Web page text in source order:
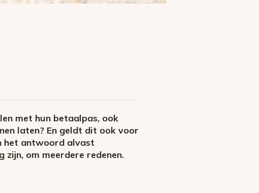
met hun betaalpas, ook
laten? En geldt dit ook voor
het antwoord alvast
zijn, om meerdere redenen.